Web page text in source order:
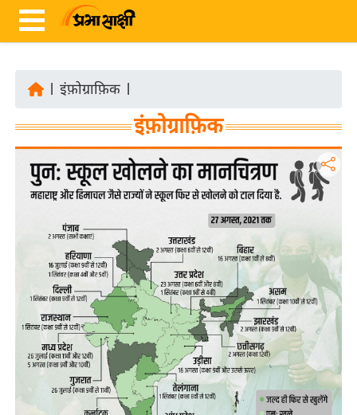
ज़ा
ख
र्रा
ष्ट्री
बि
इंफ़ोग्राफ़िक
इंफ़ोग्राफ़िक